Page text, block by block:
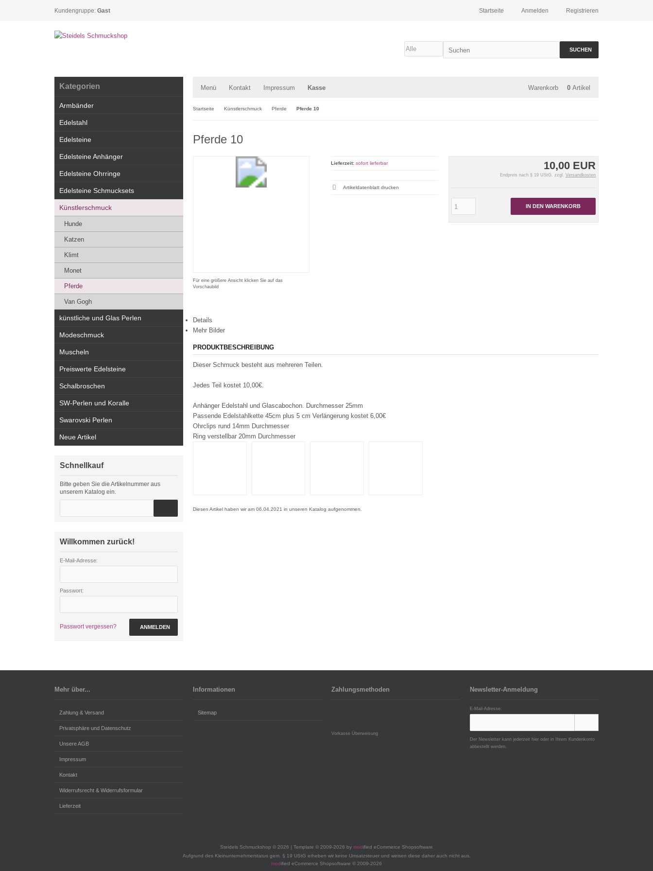
Kundengruppe: Gast Registrieren
Anmelden
Startseite
SUCHEN
Menü Kontakt Impressum Kasse Warenkorb 0 Artikel
Startseite Künstlerschmuck Pferde Pferde 10
Pferde 10
Für eine größere Ansicht klicken Sie auf das
Vorschaubild
10,00 EUR
Endpreis nach § 19 UStG. zzgl. Versandkosten
IN DEN WARENKORB
Lieferzeit: sofort lieferbar
Artikeldatenblatt drucken
Details
Mehr Bilder
PRODUKTBESCHREIBUNG
Dieser Schmuck besteht aus mehreren Teilen.
Jedes Teil kostet 10,00€.
Anhänger Edelstahl und Glascabochon. Durchmesser 25mm
Passende Edelstahlkette 45cm plus 5 cm Verlängerung kostet 6,00€
Ohrclips rund 14mm Durchmesser
Ring verstellbar 20mm Durchmesser
Diesen Artikel haben wir am 06.04.2021 in unseren Katalog aufgenommen.
Kategorien
Armbänder
Edelstahl
Edelsteine
Edelsteine Anhänger
Edelsteine Ohrringe
Edelsteine Schmucksets
Künstlerschmuck
Hunde
Katzen
Klimt
Monet
Pferde
Van Gogh
künstliche und Glas Perlen
Modeschmuck
Muscheln
Preiswerte Edelsteine
Schalbroschen
SW-Perlen und Koralle
Swarovski Perlen
Neue Artikel
Schnellkauf
Bitte geben Sie die Artikelnummer aus
unserem Katalog ein.
Willkommen zurück!
E-Mail-Adresse:
Passwort:
Passwort vergessen? ANMELDEN
Mehr über...
Zahlung & Versand
Privatsphäre und Datenschutz
Unsere AGB
Impressum
Kontakt
Widerrufsrecht & Widerrufsformular
Lieferzeit
Informationen
Sitemap
Zahlungsmethoden
Vorkasse Überweisung
Newsletter-Anmeldung
E-Mail-Adresse:
Der Newsletter kann jederzeit hier oder in Ihrem Kundenkonto
abbestellt werden.
Steidels Schmuckshop © 2026 | Template © 2009-2026 by modified eCommerce Shopsoftware
Aufgrund des Kleinunternehmerstatus gem. § 19 UStG erheben wir keine Umsatzsteuer und weisen diese daher auch nicht aus.
modified eCommerce Shopsoftware © 2009-2026